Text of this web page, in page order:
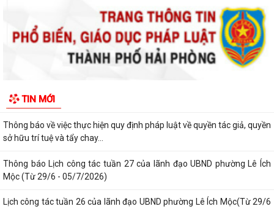
TIN MỚI
Thông báo về việc cảnh giác với các hành vi giả mạo cơ quan nhà nước
để lừa đảo chiếm đoạt tài sản...
Thông báo lịch công tác tuần 30 của lãnh đạo UBND Phường Lê Ích
Mộc (Từ 20/7 - 26/7/2026)
tượng bảo trợ xã hội trên địa...
Thông báo về việc thực hiện quy định pháp luật về quyền tác giả, quyền
sở hữu trí tuệ và tẩy chay...
Thông báo Lịch công tác tuần 27 của lãnh đạo UBND phường Lê Ích
Mộc (Từ 29/6 - 05/7/2026)
Lịch công tác tuần 26 của lãnh đạo UBND phường Lê Ích Mộc(Từ 29/6